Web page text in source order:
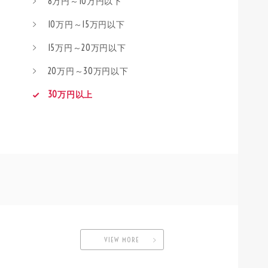
10万円～15万円以下
15万円～20万円以下
20万円～30万円以下
30万円以上
VIEW MORE